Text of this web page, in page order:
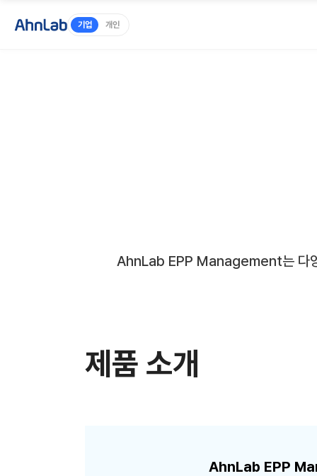
기업 개인
AhnLab EPP Management는 다양
제품 소개
AhnLab EPP